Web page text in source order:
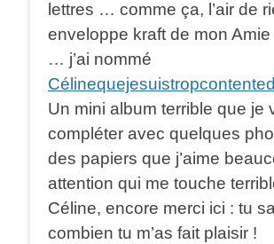
lettres … comme ça, l’air de
enveloppe kraft de mon Amie
… j’ai nommé
Un mini album terrible que je
compléter avec quelques
des papiers que j’aime
attention qui me touche
Céline, encore merci ici : tu
combien tu m’as fait plaisir !